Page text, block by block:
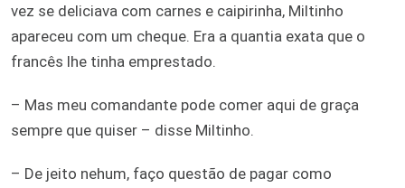
vez se deliciava com carnes e caipirinha, Miltinho
apareceu com um cheque. Era a quantia exata que o
francês lhe tinha emprestado.
– Mas meu comandante pode comer aqui de graça
sempre que quiser – disse Miltinho.
– De jeito nehum, faço questão de pagar como